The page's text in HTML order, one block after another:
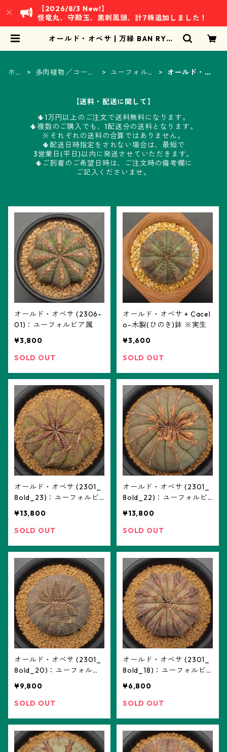
【2026/8/3 New!】
怪竜丸、守殿玉、黒刺鳳頭、計7株追加しました！
オールド・オベサ | 万緑 BAN RYOK
ホー
多肉植物／コーデ
ユーフォルビ
オールド・オ
【送料・配送に関して】
🌵1万円以上のご注文で送料無料になります。
🌵複数のご購入でも、1配送分の送料となります。
※それぞれの送料の合算ではありません。
🌵配送日時指定をされない場合は、最短で
3営業日(平日)以内に発送させていただきます。
🌵ご到着のご希望日時は、ご注文時の備考欄に
ご記入くださいませ。
オールド・オベサ (2306-
01)：ユーフォルビア属
¥3,800
SOLD OUT
オールド・オベサ + Cacel
o-木製(ひのき)鉢 ※実生
¥3,600
SOLD OUT
オールド・オベサ (2301_
8old_23)：ユーフォルビ
ト
¥13,800
SOLD OUT
オールド・オベサ (2301_
8old_22)：ユーフォルビ
¥13,800
SOLD OUT
オールド・オベサ (2301_
8old_20)：ユーフォルビ
¥9,800
SOLD OUT
オールド・オベサ (2301_
8old_18)：ユーフォルビ
¥6,800
SOLD OUT